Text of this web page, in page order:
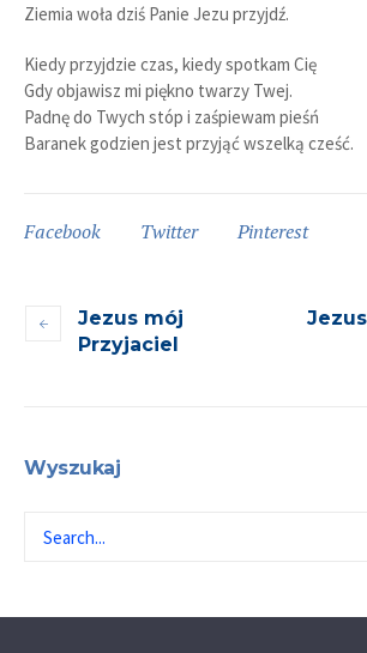
Ziemia woła dziś Panie Jezu przyjdź.
Kiedy przyjdzie czas, kiedy spotkam Cię
Gdy objawisz mi piękno twarzy Twej.
Padnę do Twych stóp i zaśpiewam pieśń
Baranek godzien jest przyjąć wszelką cześć.
Facebook Twitter Pinterest
Jezus mój
Przyjaciel
Wyszukaj